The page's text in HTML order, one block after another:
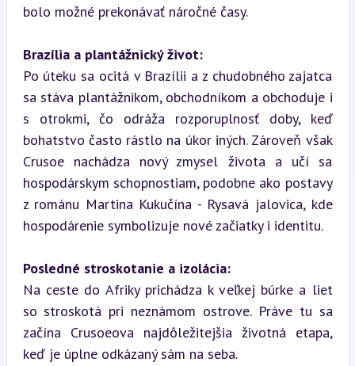
bolo možné prekonávať náročné časy.
Brazília a plantážnický život:
Po úteku sa ocitá v Brazílii a z chudobného zajatca
sa stáva plantážnikom, obchodníkom a obchoduje i
s otrokmi, čo odráža rozporuplnosť doby, keď
bohatstvo často rástlo na úkor iných. Zároveň však
Crusoe nachádza nový zmysel života a učí sa
hospodárskym schopnostiam, podobne ako postavy
z románu Martina Kukučína - Rysavá jalovica, kde
hospodárenie symbolizuje nové začiatky i identitu.
Posledné stroskotanie a izolácia:
Na ceste do Afriky prichádza k veľkej búrke a liet
so stroskotá pri neznámom ostrove. Práve tu sa
začína Crusoeova najdôležitejšia životná etapa,
keď je úplne odkázaný sám na seba.